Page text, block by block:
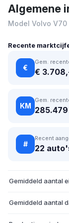
Algemene
Model Volvo
Recente
€
Gem.
€
KM
Gem.
#
Recent
22
Gemiddeld aantal
Gemiddeld aantal